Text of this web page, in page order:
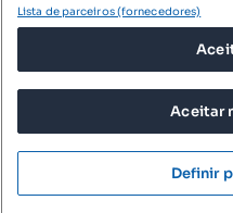
© 2026
TERMOS
POLÍTICA
Lista de parceiros (fornecedores)
Aceitar
Definir